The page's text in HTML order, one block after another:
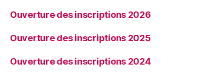
Ouverture des inscriptions 2026
Ouverture des inscriptions 2025
Ouverture des inscriptions 2024